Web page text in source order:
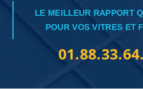
LE MEILLEUR RAPPORT
POUR VOS VITRES ET